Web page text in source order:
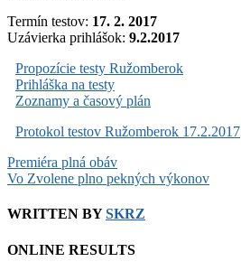
Termín testov: 17. 2. 2017
Uzávierka prihlášok: 9.2.2017
Propozície testy Ružomberok
Prihláška na testy
Zoznamy a časový plán
Protokol testov Ružomberok 17.2.2017
Post
navigation
Premiéra plná obáv
Vo Zvolene plno pekných výkonov
WRITTEN BYSKRZ
ONLINE RESULTS